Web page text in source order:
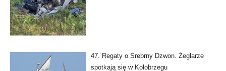
47. Regaty o Srebrny Dzwon. Żeglarze
spotkają się w Kołobrzegu